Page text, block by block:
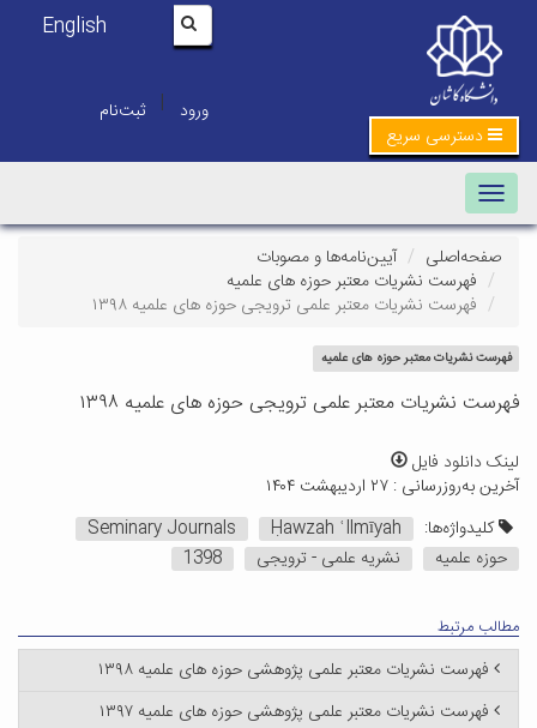
English
ورود | ثبت‌نام
دسترسی سریع
Toggle navigation
صفحه‌اصلی
آیین‌نامه‌ها و مصوبات
فهرست نشریات معتبر حوزه های علمیه
فهرست نشریات معتبر علمی ترویجی حوزه‌ های علمیه ۱۳۹۸
فهرست نشریات معتبر حوزه های علمیه
فهرست نشریات معتبر علمی ترویجی حوزه‌ های علمیه ۱۳۹۸
لینک دانلود فایل
آخرین به‌روزرسانی : ۲۷ اردیبهشت ۱۴۰۴
کلیدواژه‌ها:
Ḥawzah ʿIlmīyah
Seminary Journals
حوزه علمیه
نشریه علمی - ترویجی 1398
مطالب مرتبط
فهرست نشریات معتبر علمی پژوهشی حوزه‌ های علمیه ۱۳۹۸
فهرست نشریات معتبر علمی پژوهشی حوزه‌ های علمیه ۱۳۹۷